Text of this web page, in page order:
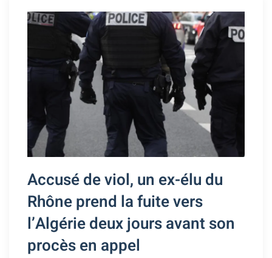
Accusé de viol, un ex-élu du
Rhône prend la fuite vers
l’Algérie deux jours avant son
procès en appel